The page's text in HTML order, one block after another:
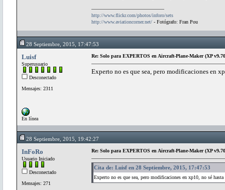
http://www.flickr.com/photos/inforo/sets
http://www.aviationcorner.net/ - Fotógrafo: Fran Pou
28 Septiembre, 2015, 17:47:53
Luisf
Superusuario
Desconectado
Mensajes: 2311
En línea
Re: Solo para EXPERTOS en Aircraft-Plane-Maker (XP
Experto no es que sea, pero modificaciones en
28 Septiembre, 2015, 19:42:27
InFoRo
Usuario Iniciado
Desconectado
Mensajes: 271
Re: Solo para EXPERTOS en Aircraft-Plane-Maker (XP
Cita de: Luisf en 28 Septiembre, 2015, 17:47:53
Experto no es que sea, pero modificaciones en xp10, no sé